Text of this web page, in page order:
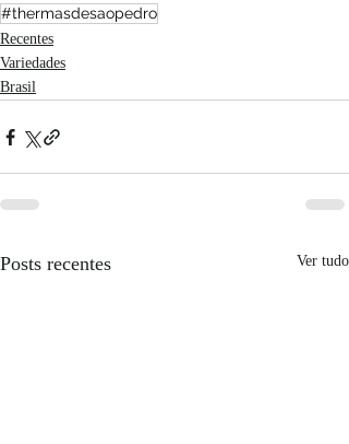
#thermasdesaopedro
Recentes
Variedades
Brasil
Posts recentes Ver tudo